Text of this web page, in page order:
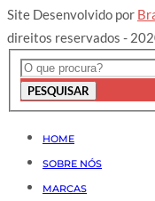
Site Desenvolvido por
direitos reservados -
PESQUISAR
HOME
SOBRE NÓS
MARCAS